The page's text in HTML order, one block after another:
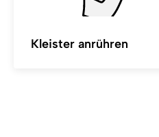
Kleister anrühren